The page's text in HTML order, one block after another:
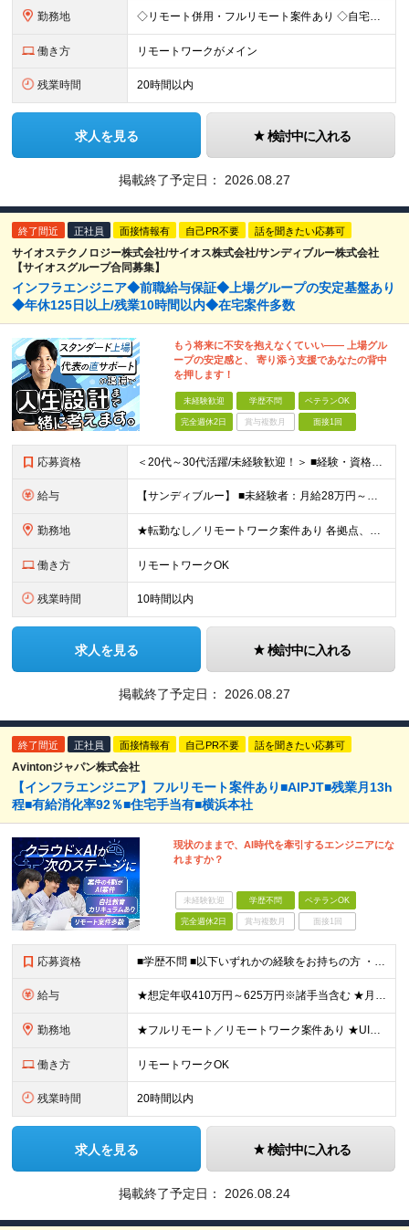
勤務地 ◇リモート併用・フルリモート案件あり ◇自宅、または案件先（東京23区がメイン・埼玉・神奈川・千葉にもあり） ＼管理がなく自由な環境／ 日報はもちろん、帰社日の強制も一切なし！ 自分らしく働ける環境
働き方 リモートワークがメイン
残業時間 20時間以内
求人を見る 検討中に入れる
掲載終了予定日： 2026.08.27
終了間近 正社員 面接情報有 自己PR不要 話を聞きたい応募可
サイオステクノロジー株式会社/サイオス株式会社/サンディブルー株式会社
【サイオスグループ合同募集】
インフラエンジニア◆前職給与保証◆上場グループの安定基盤あり
◆年休125日以上/残業10時間以内◆在宅案件多数
もう将来に不安を抱えなくていい―― 上場グル
ープの安定感と、 寄り添う支援であなたの背中
を押します！
未経験歓迎 学歴不問 ベテランOK
完全週休2日 賞与複数月 面接1回
応募資格 ＜20代～30代活躍/未経験歓迎！＞ ■経験・資格不問 ■学歴不問 ★「安定環境で長く働きたい」「クラウドスキルを磨きたい」 という方はぜひご応募ください◎
給与 【サンディブルー】 ■未経験者：月給28万円～（固定残業代20h分/3万4392円～含む） ■経験者：月給35万円～80万円（固定残業代20h分/4万6296円～含む） ※入社後半年間は契約社員、正社
勤務地 ★転勤なし／リモートワーク案件あり 各拠点、もしくは案件先のクライアントオフィス、在宅リモート。 ■サイオス・サイオステクノロジー：東京都港区南麻布2-12-3 サイオスビル ■サンディブルー：東
働き方 リモートワークOK
残業時間 10時間以内
求人を見る 検討中に入れる
掲載終了予定日： 2026.08.27
終了間近 正社員 面接情報有 自己PR不要 話を聞きたい応募可
Avintonジャパン株式会社
【インフラエンジニア】フルリモート案件あり■AIPJT■残業月13h
程■有給消化率92％■住宅手当有■横浜本社
現状のままで、AI時代を牽引するエンジニアにな
れますか？
未経験歓迎 学歴不問 ベテランOK
完全週休2日 賞与複数月 面接1回
応募資格 ■学歴不問 ■以下いずれかの経験をお持ちの方 ・AWS／Azure／GCPいずれかの利用経験 ・サーバー、ネットワーク、クラウドいずれかの設計・構築・運用経験 ☆運用保守経験のみの方も歓迎します！
給与 ★想定年収410万円～625万円※諸手当含む ★月給30万円～50万円 【クラウド設計・構築経験5年以上の方】 月給45万円～50万円 【設計・構築経験3年以上の方】 月給35万円～45万円 【
勤務地 ★フルリモート／リモートワーク案件あり ★UIターン歓迎 ★転勤はありません ＜勤務先＞ 横浜本社オフィスまたは神奈川県内の プロジェクト拠点（横浜市・川崎市） ＜横浜本社＞ 神奈川県横浜市西区花
働き方 リモートワークOK
残業時間 20時間以内
求人を見る 検討中に入れる
掲載終了予定日： 2026.08.24